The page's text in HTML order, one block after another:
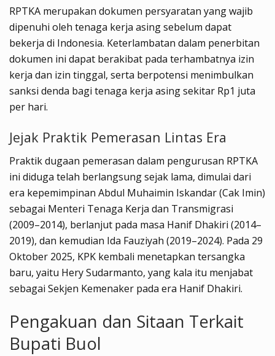
RPTKA merupakan dokumen persyaratan yang wajib
dipenuhi oleh tenaga kerja asing sebelum dapat
bekerja di Indonesia. Keterlambatan dalam penerbitan
dokumen ini dapat berakibat pada terhambatnya izin
kerja dan izin tinggal, serta berpotensi menimbulkan
sanksi denda bagi tenaga kerja asing sekitar Rp1 juta
per hari.
Jejak Praktik Pemerasan Lintas Era
Praktik dugaan pemerasan dalam pengurusan RPTKA
ini diduga telah berlangsung sejak lama, dimulai dari
era kepemimpinan Abdul Muhaimin Iskandar (Cak Imin)
sebagai Menteri Tenaga Kerja dan Transmigrasi
(2009–2014), berlanjut pada masa Hanif Dhakiri (2014–
2019), dan kemudian Ida Fauziyah (2019–2024). Pada 29
Oktober 2025, KPK kembali menetapkan tersangka
baru, yaitu Hery Sudarmanto, yang kala itu menjabat
sebagai Sekjen Kemenaker pada era Hanif Dhakiri.
Pengakuan dan Sitaan Terkait
Bupati Buol